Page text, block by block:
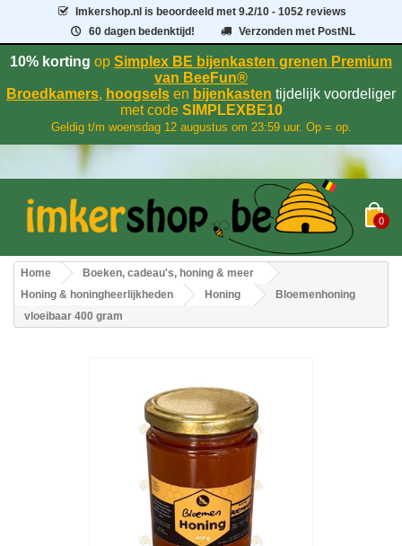
Imkershop.nl is beoordeeld met9.2/10 - 1052 reviews
60 dagen bedenktijd!
Verzonden met PostNL
10% korting op Simplex BE bijenkasten grenen Premium
van BeeFun®
Broedkamers, hoogsels en bijenkasten tijdelijk voordeliger
met codeSIMPLEXBE10
Geldig t/m woensdag 12 augustus om 23:59 uur. Op = op.
0
Home
Boeken, cadeau's, honing & meer
Honing & honingheerlijkheden
Honing
Bloemenhoning
vloeibaar 400 gram